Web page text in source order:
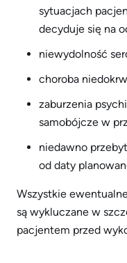
sytuacjach
decyduje się na
niewydolność
choroba
zaburzenia
samobójcze w
niedawno
od daty
Wszystkie
są wykluczane w
pacjentem przed